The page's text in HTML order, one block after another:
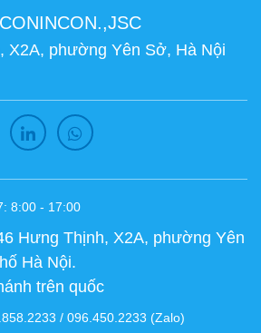
X2A, phường Yên Sở, Hà Nội
8:00 - 17:00
Hưng Thịnh, X2A, phường Yên
Hà Nội.
trên quốc
/ 096.450.2233 (Zalo)